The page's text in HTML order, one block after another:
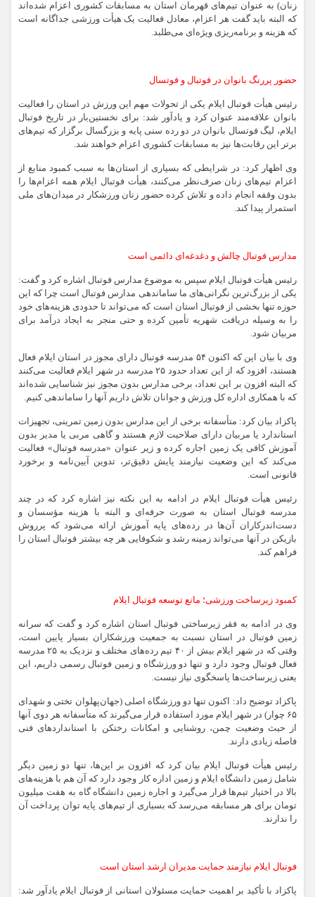
زنان) به عنوان تیم‌های قهرمان استان به مسابقات کشوری اعزام شده‌اند
که البته باید گفت هر اعزام، معادل فعالیت یک هیأت ورزشی جداگانه است
که هزینه و برنامه‌ریزی ویژه‌ای می‌طلبد.
حضور پررنگ بانوان در فوتبال و فوتسال
رئیس هیأت فوتبال ایلام یکی از تحولات مهم این ورزش در استان را فعالیت
بانوان علاقه‌مند عنوان کرد و یادآور شد: برای نخستین‌بار در تاریخ فوتبال
ایلام، لیگ فوتسال بانوان در دو رده سنی پایه و بزرگسال برگزار که تیم‌های
برتر این رقابت‌ها نیز به مسابقات کشوری اعزام خواهند شد.
وی اظهار کرد: در شرایطی که بسیاری از استان‌ها به سبب کمبود منابع از
اعزام تیم‌های زنان صرف‌نظر می‌کنند، هیأت فوتبال ایلام همه اعزام‌ها را
بدون وقفه انجام داده و تلاش کرده حضور زنان ورزشکار در میدان‌های ملی
استمرار پیدا کند.
مدارس فوتبال چالش و دغدغه‌ای دائمی است
رئیس هیأت فوتبال ایلام سپس به موضوع مدارس فوتبال اشاره کرد و گفت:
یکی از بزرگ‌ترین نگرانی‌های ما ساماندهی مدارس فوتبال است چرا که این
حوزه تنها بخشی از فوتبال استان است که می‌تواند تا حدودی هزینه‌های خود
را به وسیله دریافت شهریه تأمین کرده و حتی منجر به ایجاد درآمد برای
مربیان شود.
وی با بیان این که اکنون ۵۴ مدرسه فوتبال دارای مجوز در استان ایلام فعال
هستند، افزود که از این تعداد حدود ۲۵ مدرسه در شهر ایلام فعالیت می‌کنند
که البته افزون بر این تعداد، برخی مدارس بدون مجوز نیز شناسایی شده‌اند
که با همکاری اداره کل ورزش و جوانان تلاش داریم آنها را ساماندهی کنیم.
پاکزاد بیان کرد: متأسفانه برخی از این مدارس بدون زمین تمرینی، تجهیزات
استاندارد یا مربیان دارای صلاحیت لازم هستند و گاهی مربی یا مدیر بدون
آموزش کافی یک زمین اجاره کرده و زیر عنوان «مدرسه فوتبال» فعالیت
می‌کند که این وضعیت نیازمند پایش دقیق‌تر، تدوین آیین‌نامه و برخورد
قانونی است.
رئیس هیأت فوتبال ایلام در ادامه به این نکته نیز اشاره کرد که در چند
مدرسه فوتبال استان به صورت حرفه‌ای و البته با هزینه‌ مؤسسان و
دست‌اندرکاران آن‌ها در رده‌های پایه آموزش ارائه می‌شود که پرروش
بازیکن در آنها می‌تواند زمینه رشد و شکوفایی هر چه بیشتر فوتبال استان را
فراهم کند.
کمبود زیرساخت‌ ورزشی؛ مانع توسعه فوتبال ایلام
وی در ادامه به فقر زیرساختی فوتبال استان اشاره کرد و گفت که سرانه
زمین فوتبال در استان نسبت به جمعیت ورزشکاران بسیار پایین است،
وقتی که در شهر ایلام بیش از ۴۰ تیم رده‌های مختلف و نزدیک به ۲۵ مدرسه
فعال فوتبال وجود دارد و تنها دو ورزشگاه و زمین فوتبال رسمی داریم، این
یعنی زیرساخت‌ها پاسخگوی نیاز نیست.
پاکزاد توضیح داد: اکنون تنها دو ورزشگاه اصلی (جهان‌پهلوان تختی و شهدای
۶۵ چوار) در شهر ایلام مورد استفاده قرار می‌گیرند که متأسفانه هر دوی آنها
از حیث وضعیت چمن، روشنایی و امکانات رختکن با استانداردهای فنی
فاصله زیادی دارند.
رئیس هیأت فوتبال ایلام بیان کرد که افزون بر این‌ها، تنها دو زمین دیگر
شامل زمین دانشگاه ایلام و زمین اداره کار وجود دارد که آن هم با هزینه‌های
بالا در اختیار تیم‌ها قرار می‌گیرد و اجاره زمین دانشگاه گاه به هفت میلیون
تومان برای هر مسابقه می‌رسد که بسیاری از تیم‌های پایه توان پرداخت آن
را ندارند.
فوتبال ایلام نیازمند حمایت مدیران ارشد استان است
پاکزاد با تأکید بر اهمیت حمایت مسئولان استانی از فوتبال ایلام یادآور شد: